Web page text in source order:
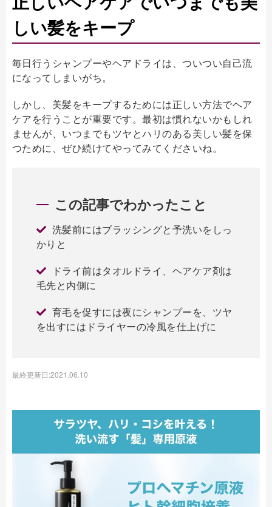
しい髪をキープ
毎日行うシャンプーやヘアドライは、ついつい自己流
になってしまいがち。
しかし、美髪をキープするためには正しい方法でヘア
ケアを行うことが重要です。最初は慣れないかもしれ
ませんが、いつまでもツヤとハリのある美しい髪を保
つために、ぜひ続けてやってみてくださいね。
この記事でわかったこと
洗髪前にはブラッシングと予洗いをしっ
かりと
ドライ前はタオルドライ、ヘアケア剤は
毛先と内側に
育毛を促すには夜にシャンプーを、ツヤ
を出すにはドライヤーの冷風を仕上げに
最終更新日:2021.06.10